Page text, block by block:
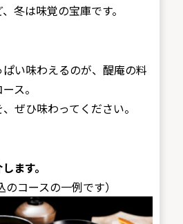
冬は味覚の宝庫です。
い味わえるのが、醍庵の料
ス。
ぜひ味わってください。
ます。
のコースの一例です）